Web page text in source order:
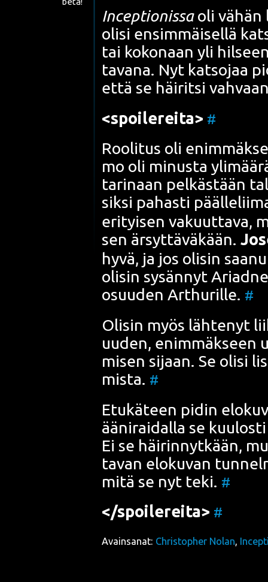
Incep­tio­nis­saoli vähän
oli­si ensim­mäi­sel­lä
tai koko­naan yli
ta­va­na. Nyt kat­so­jaa
että se häi­rit­si
<spoi­le­rei­ta> #
Roo­li­tus oli
mo oli minus­ta
tari­naan pel­käs­tään
sik­si pahas­ti
eri­tyi­sen vakuut­ta­va,
sen ärsyt­tä­vä­kään.
hyvä, ja jos oli­sin
oli­sin sysän­nyt
osuu­den Art­hu­ril­le. #
Oli­sin myös läh­te­nyt
uuden, enim­mäk­seen
mi­sen sijaan. Se oli­si
mis­ta. #
Etu­kä­teen pidin
ääni­rai­dal­la se
Ei se häi­rin­nyt­kään,
ta­van elo­ku­van
mitä se nyt teki. #
</spoilereita> #
Avainsanat: Christopher Nolan,